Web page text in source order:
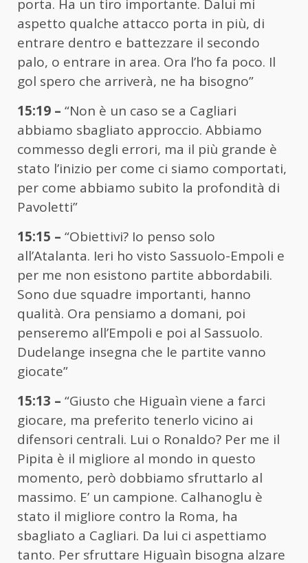
porta. Ha un tiro importante. Dalui mi
aspetto qualche attacco porta in più, di
entrare dentro e battezzare il secondo
palo, o entrare in area. Ora l’ho fa poco. Il
gol spero che arriverà, ne ha bisogno”
15:19 – “Non è un caso se a Cagliari
abbiamo sbagliato approccio. Abbiamo
commesso degli errori, ma il più grande è
stato l’inizio per come ci siamo comportati,
per come abbiamo subito la profondità di
Pavoletti”
15:15 – “Obiettivi? Io penso solo
all’Atalanta. Ieri ho visto Sassuolo-Empoli e
per me non esistono partite abbordabili.
Sono due squadre importanti, hanno
qualità. Ora pensiamo a domani, poi
penseremo all’Empoli e poi al Sassuolo.
Dudelange insegna che le partite vanno
giocate”
15:13 – “Giusto che Higuaìn viene a farci
giocare, ma preferito tenerlo vicino ai
difensori centrali. Lui o Ronaldo? Per me il
Pipita è il migliore al mondo in questo
momento, però dobbiamo sfruttarlo al
massimo. E’ un campione. Calhanoglu è
stato il migliore contro la Roma, ha
sbagliato a Cagliari. Da lui ci aspettiamo
tanto. Per sfruttare Higuaìn bisogna alzare